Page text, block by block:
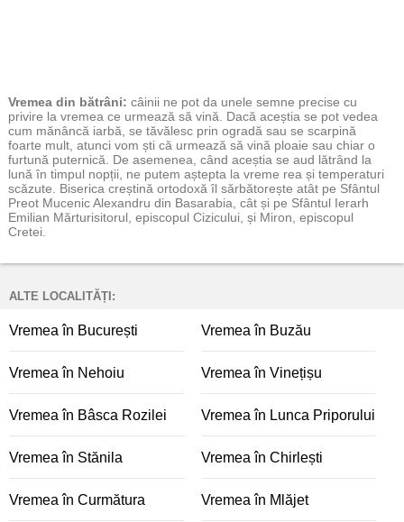
Vremea din bătrâni: câinii ne pot da unele semne precise cu
privire la vremea ce urmează să vină. Dacă aceștia se pot vedea
cum mănâncă iarbă, se tăvălesc prin ogradă sau se scarpină
foarte mult, atunci vom ști că urmează să vină ploaie sau chiar o
furtună puternică. De asemenea, când aceștia se aud lătrând la
lună în timpul nopții, ne putem aștepta la vreme rea și temperaturi
scăzute. Biserica creștină ortodoxă îl sărbătorește atât pe Sfântul
Preot Mucenic Alexandru din Basarabia, cât și pe Sfântul Ierarh
Emilian Mărturisitorul, episcopul Cizicului, și Miron, episcopul
Cretei.
ALTE LOCALITĂȚI:
Vremea în București Vremea în Buzău
Vremea în Nehoiu Vremea în Vinețișu
Vremea în Bâsca Rozilei Vremea în Lunca Priporului
Vremea în Stănila Vremea în Chirlești
Vremea în Curmătura Vremea în Mlăjet